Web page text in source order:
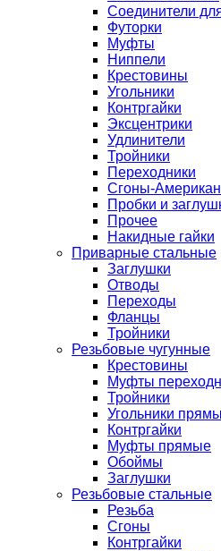
Соединители
Футорки
Муфты
Ниппели
Крестовины
Угольники
Контргайки
Эксцентрики
Удлинители
Тройники
Переходники
Сгоны-
Пробки и
Прочее
Накидные гайки
Приварные стальные
Заглушки
Отводы
Переходы
Фланцы
Тройники
Резьбовые чугунные
Крестовины
Муфты
Тройники
Угольники
Контргайки
Муфты прямые
Обоймы
Заглушки
Резьбовые стальные
Резьба
Сгоны
Контргайки